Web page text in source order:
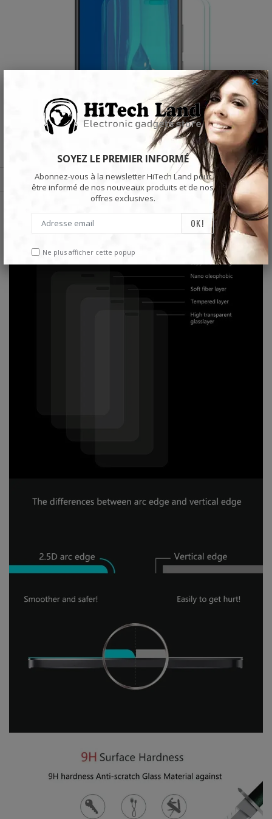
SOYEZ LE PREMIER INFORMÉ
Abonnez-vous à la newsletter HiTech Land pour
être informé de nos nouveaux produits et de nos
offres exclusives.
Ne plus afficher cette popup
×